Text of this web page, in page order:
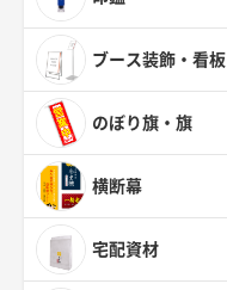
ブース装飾・看板
のぼり旗・旗
横断幕
宅配資材